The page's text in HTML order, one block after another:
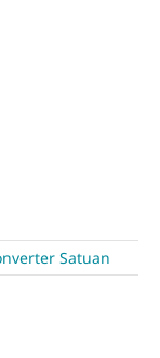
Satuan